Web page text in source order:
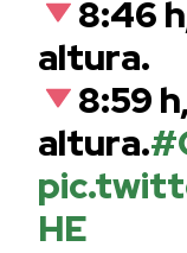
8:46
altura.
8:59
altura.
HE